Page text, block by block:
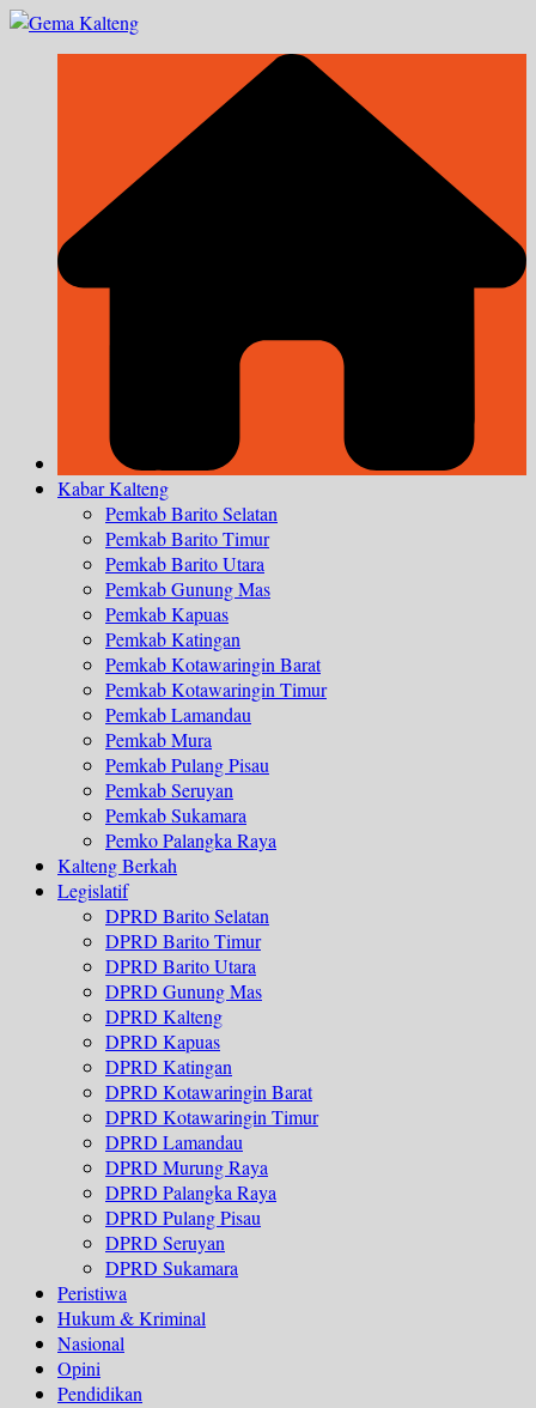
Skip
Kabar Kalteng
Pemkab Barito Selatan
Pemkab Barito Timur
Pemkab Barito Utara
Pemkab Gunung Mas
Pemkab Kapuas
Pemkab Katingan
Pemkab Kotawaringin Barat
Pemkab Kotawaringin Timur
Pemkab Lamandau
Pemkab Mura
Pemkab Pulang Pisau
Pemkab Seruyan
Pemkab Sukamara
Pemko Palangka Raya
Kalteng Berkah
Legislatif
DPRD Barito Selatan
DPRD Barito Timur
DPRD Barito Utara
DPRD Gunung Mas
DPRD Kalteng
DPRD Kapuas
DPRD Katingan
DPRD Kotawaringin Barat
DPRD Kotawaringin Timur
DPRD Lamandau
DPRD Murung Raya
DPRD Palangka Raya
DPRD Pulang Pisau
DPRD Seruyan
DPRD Sukamara
Peristiwa
Hukum & Kriminal
Nasional
Opini
Pendidikan